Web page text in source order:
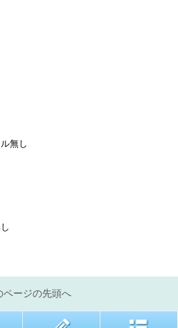
無し
ページの先頭へ